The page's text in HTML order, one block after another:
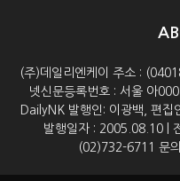
(주)데일리엔케이 주소 :
넷신문등록번호 : 서울 아
DailyNK 발행인: 이광백, 편집
발행일자 : 2005.08.10 |
(02)732-6711 문